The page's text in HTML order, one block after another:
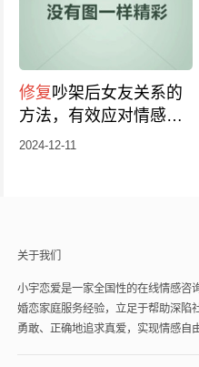
修复吵架后女友关系的
方法，有效应对情感危
机拉近距离
2024-12-11
关于我们
小宇恋爱是一家全国性的在线情感咨
婚恋家庭服务经验，立足于帮助深陷
勇敢、正确地追求真爱，实现情感自由